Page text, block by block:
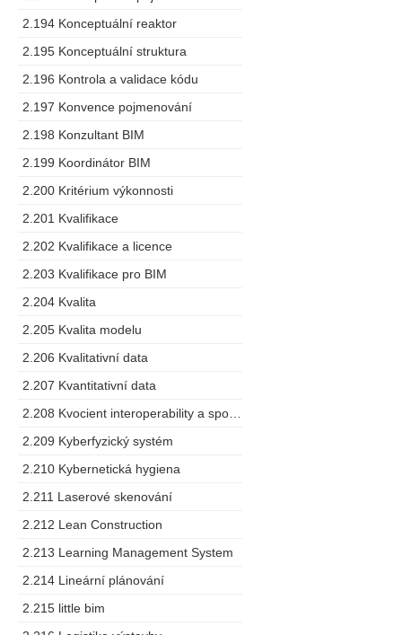
2.194 Konceptuální reaktor
2.195 Konceptuální struktura
2.196 Kontrola a validace kódu
2.197 Konvence pojmenování
2.198 Konzultant BIM
2.199 Koordinátor BIM
2.200 Kritérium výkonnosti
2.201 Kvalifikace
2.202 Kvalifikace a licence
2.203 Kvalifikace pro BIM
2.204 Kvalita
2.205 Kvalita modelu
2.206 Kvalitativní data
2.207 Kvantitativní data
2.209 Kyberfyzický systém
2.210 Kybernetická hygiena
2.211 Laserové skenování
2.212 Lean Construction
2.213 Learning Management System
2.214 Lineární plánování
2.215 little bim